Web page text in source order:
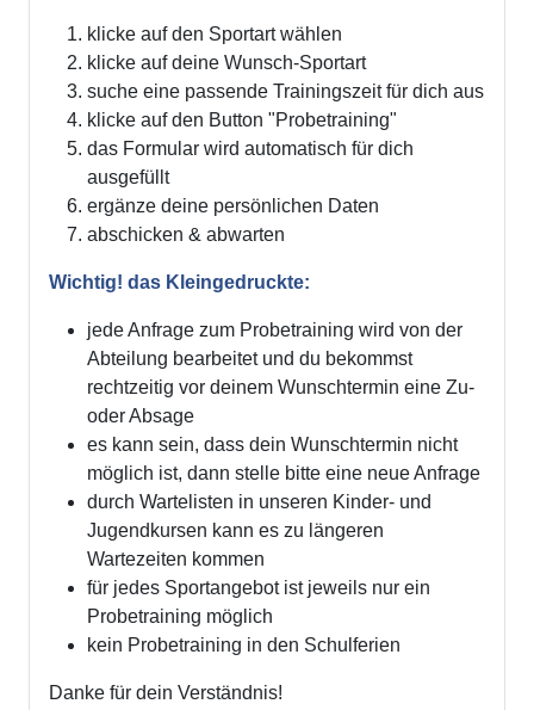
klicke auf den Sportart wählen
klicke auf deine Wunsch-Sportart
suche eine passende Trainingszeit für dich aus
klicke auf den Button "Probetraining"
das Formular wird automatisch für dich
ausgefüllt
ergänze deine persönlichen Daten
abschicken & abwarten
Wichtig! das Kleingedruckte:
jede Anfrage zum Probetraining wird von der
Abteilung bearbeitet und du bekommst
rechtzeitig vor deinem Wunschtermin eine Zu-
oder Absage
es kann sein, dass dein Wunschtermin nicht
möglich ist, dann stelle bitte eine neue Anfrage
durch Wartelisten in unseren Kinder- und
Jugendkursen kann es zu längeren
Wartezeiten kommen
für jedes Sportangebot ist jeweils nur ein
Probetraining möglich
kein Probetraining in den Schulferien
Danke für dein Verständnis!